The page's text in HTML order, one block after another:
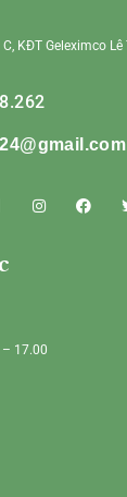
KĐT Geleximco
17.00